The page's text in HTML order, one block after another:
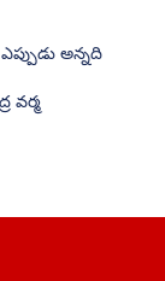
అన్నది
వర్మ